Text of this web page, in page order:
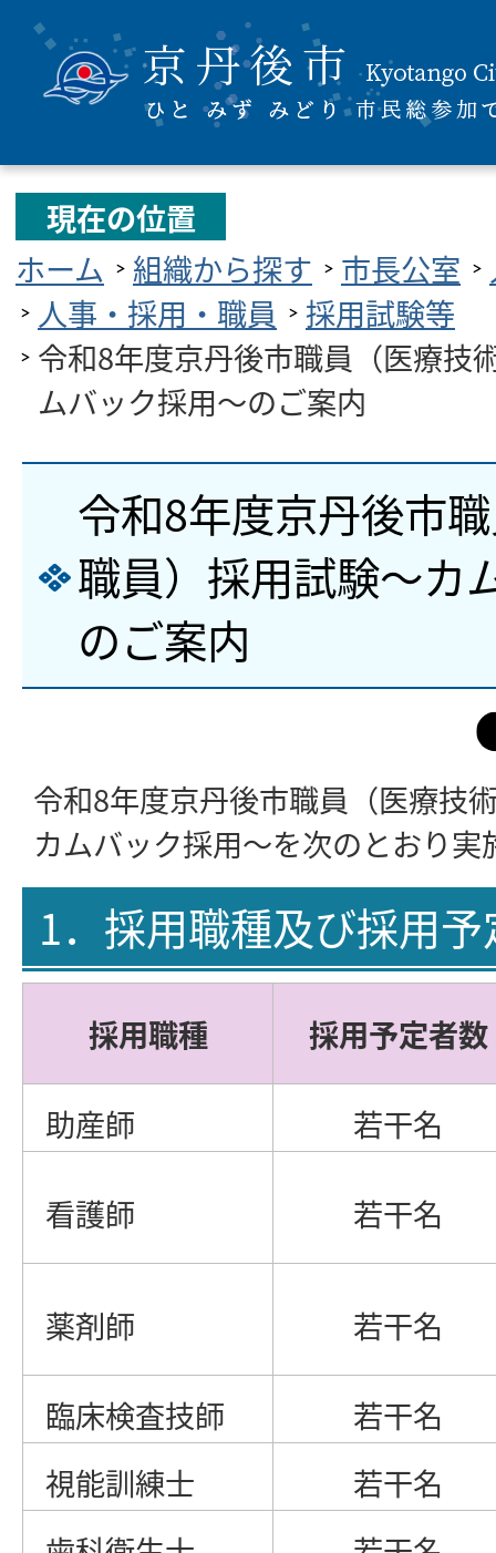
現在の位置
ホーム
組織から探す 市長公室
人事・採用・職員
採用試験等
令和8年度京丹後市職員（医療技
ムバック採用～のご案内
令和8年度京丹後市
職員）採用試験～カ
のご案内
令和8年度京丹後市職員（医療技
カムバック採用～を次のとおり実
1．採用職種及び採用予
採用職種 採用予定者数
助産師 若干名
看護師 若干名
薬剤師 若干名
臨床検査技師
若干名
視能訓練士
若干名